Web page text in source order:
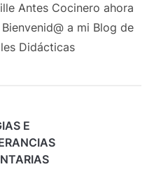
Antes Cocinero ahora
a mi Blog de
Didácticas
E